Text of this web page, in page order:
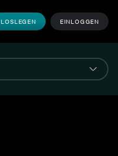
LOSLEGEN EINLOGGEN